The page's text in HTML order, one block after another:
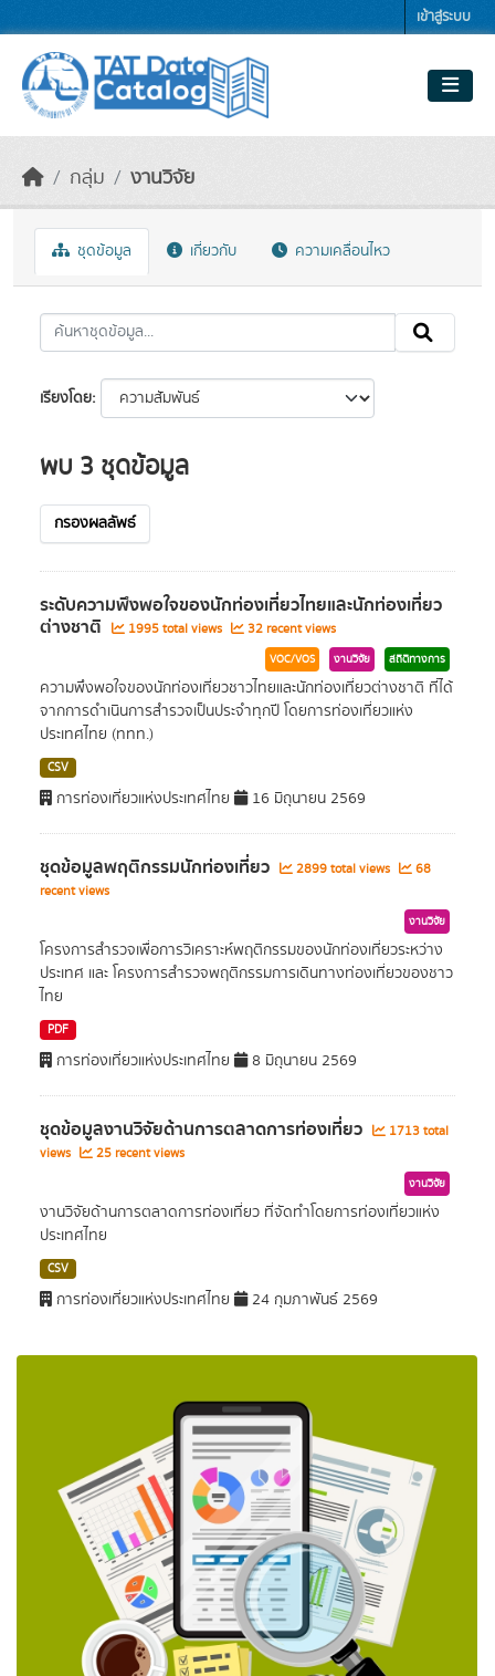
เข้าสู่ระบบ
กลุ่ม งานวิจัย
ชุดข้อมูล เกี่ยวกับ ความเคลื่อนไหว
เรียงโดย
พบ 3 ชุดข้อมูล
กรองผลลัพธ์
ระดับความพึงพอใจของนักท่องเที่ยวไทยและนักท่องเที่ยว
ต่างชาติ 1995 total views 32 recent views
VOC/VOS งานวิจัย สถิติทางการ
ความพึงพอใจของนักท่องเที่ยวชาวไทยและนักท่องเที่ยวต่างชาติ ที่ได้
จากการดำเนินการสำรวจเป็นประจำทุกปี โดยการท่องเที่ยวแห่ง
ประเทศไทย (ททท.)
CSV
การท่องเที่ยวแห่งประเทศไทย 16 มิถุนายน 2569
ชุดข้อมูลพฤติกรรมนักท่องเที่ยว 2899 total views
68
recent views
งานวิจัย
โครงการสำรวจเพื่อการวิเคราะห์พฤติกรรมของนักท่องเที่ยวระหว่าง
ประเทศ และ โครงการสำรวจพฤติกรรมการเดินทางท่องเที่ยวของชาว
ไทย
PDF
การท่องเที่ยวแห่งประเทศไทย 8 มิถุนายน 2569
ชุดข้อมูลงานวิจัยด้านการตลาดการท่องเที่ยว
1713 total
views
25 recent views
งานวิจัย
งานวิจัยด้านการตลาดการท่องเที่ยว ที่จัดทำโดยการท่องเที่ยวแห่ง
ประเทศไทย
CSV
การท่องเที่ยวแห่งประเทศไทย 24 กุมภาพันธ์ 2569